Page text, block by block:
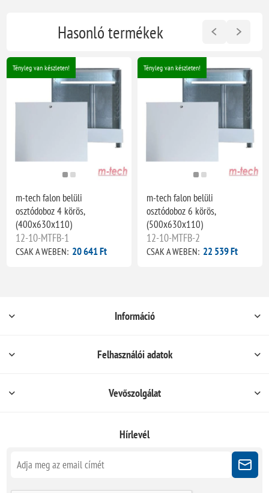
Hasonló termékek
Tényleg van készleten!
m-tech falon belüli
osztódoboz 4 körös,
(400x630x110)
12-10-MTFB-1
CSAK A WEBEN: 20 641 Ft
Tényleg van készleten!
m-tech falon belüli
osztódoboz 6 körös,
(500x630x110)
12-10-MTFB-2
CSAK A WEBEN: 22 539 Ft
Információ
Felhasználói adatok
Vevőszolgálat
Hírlevél